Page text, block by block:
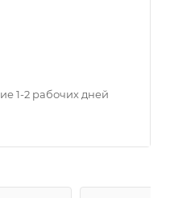
1-2 рабочих дней